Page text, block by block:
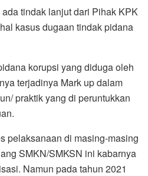
tindak lanjut dari Pihak KPK
kasus dugaan tindak pidana
korupsi yang diduga oleh
terjadinya Mark up dalam
praktik yang di peruntukkan
pelaksanaan di masing-masing
SMKN/SMKSN ini kabarnya
Namun pada tahun 2021